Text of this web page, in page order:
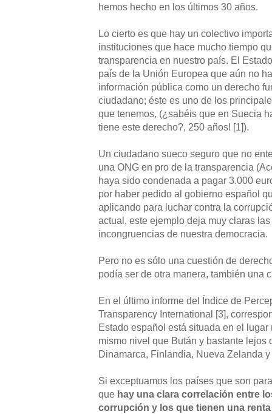
hemos hecho en los últimos 30 años.
Lo cierto es que hay un colectivo
instituciones que hace mucho tiempo
transparencia en nuestro país. El
país de la Unión Europea que aún no
información pública como un derecho
ciudadano; éste es uno de los
que tenemos, (¿sabéis que en Suecia
tiene este derecho?, 250 años! [1]).
Un ciudadano sueco seguro que no
una ONG en pro de la transparencia
haya sido condenada a pagar 3.000
por haber pedido al gobierno español
aplicando para luchar contra la
actual, este ejemplo deja muy claras
incongruencias de nuestra democracia.
Pero no es sólo una cuestión de
podía ser de otra manera, también una
En el último informe del Índice de
Transparency International [3],
Estado español está situada en el lugar
mismo nivel que Bután y bastante lejos
Dinamarca, Finlandia, Nueva Zelanda
Si exceptuamos los países que son
que hay una clara correlación entre
corrupción y los que tienen una